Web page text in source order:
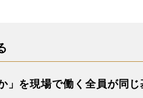
」を現場で働く全員が同